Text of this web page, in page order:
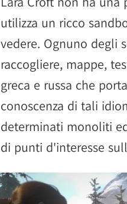
utilizza un ricco
vedere. Ognuno degli
raccogliere, mappe,
greca e russa che
conoscenza di tali
determinati monoliti
di punti d'interesse